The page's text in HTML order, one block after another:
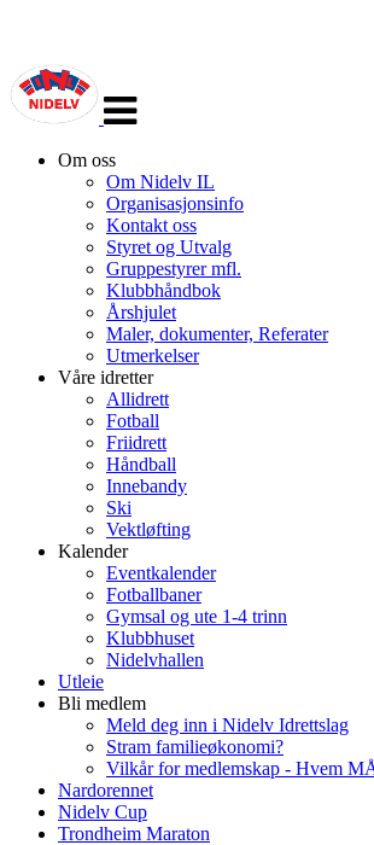
navigasjon
Om oss
Om Nidelv IL
Organisasjonsinfo
Kontakt oss
Styret og Utvalg
Gruppestyrer mfl.
Klubbhåndbok
Årshjulet
Maler, dokumenter, Referater
Utmerkelser
Våre idretter
Allidrett
Fotball
Friidrett
Håndball
Innebandy
Ski
Vektløfting
Kalender
Eventkalender
Fotballbaner
Gymsal og ute 1-4 trinn
Klubbhuset
Nidelvhallen
Utleie
Bli medlem
Meld deg inn i Nidelv Idrettslag
Stram familieøkonomi?
Vilkår for medlemskap - Hvem
Nardorennet
Nidelv Cup
Trondheim Maraton